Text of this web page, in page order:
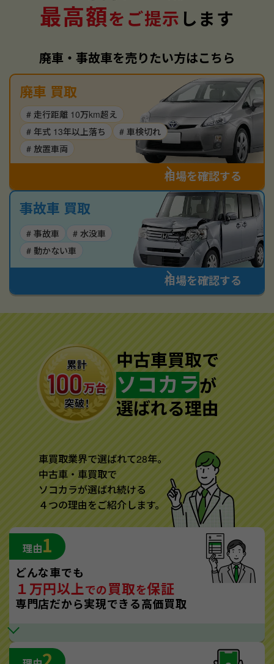
最高額をご提示 します
廃車・事故車を売りたい方はこちら
廃車 買取
# 走行距離 10万km超え
# 年式 13年以上落ち
# 車検切れ
# 放置車両
相場を確認する
事故車 買取
# 事故車
# 水没車
# 動かない車
相場を確認する
中古車買取で
ソコカラが
選ばれる理由
車買取業界で選ばれて28年。
中古車・車買取で
ソコカラが選ばれ続ける
４つの理由をご紹介します。
理由1
どんな車でも
１万円以上での買取を保証
専門店だから実現できる高価買取